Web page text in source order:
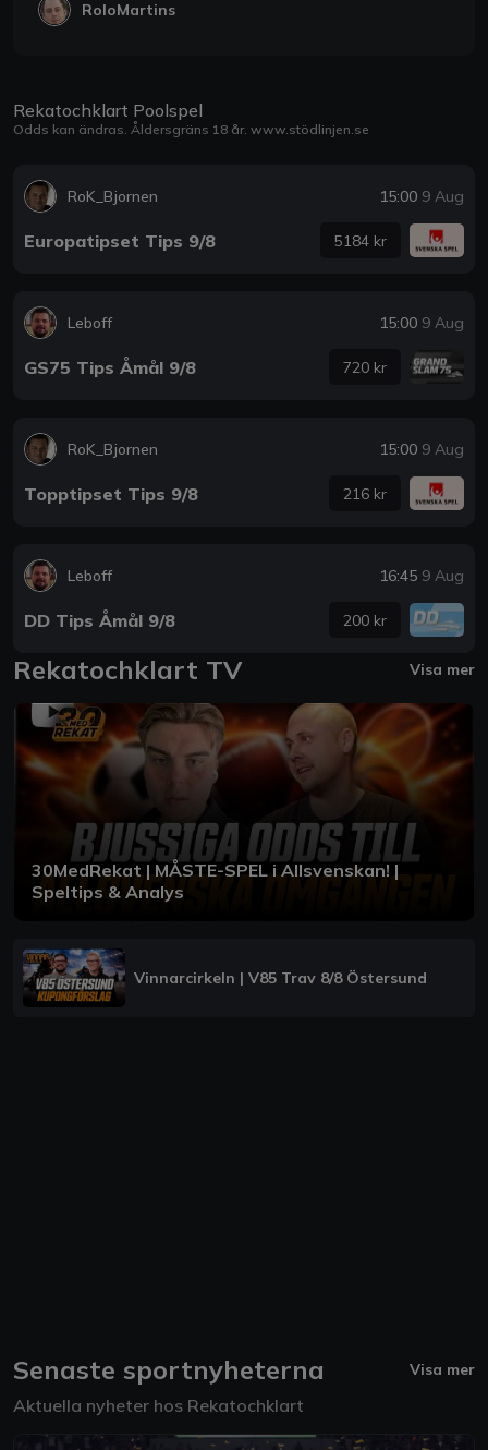
RoloMartins
Rekatochklart Poolspel
Odds kan ändras. Åldersgräns 18 år. www.stödlinjen.se
RoK_Bjornen 15:00 9 Aug
Europatipset Tips 9/8 5184 kr
Leboff 15:00 9 Aug
GS75 Tips Åmål 9/8 720 kr
RoK_Bjornen 15:00 9 Aug
Topptipset Tips 9/8 216 kr
Leboff 16:45 9 Aug
DD Tips Åmål 9/8 200 kr
Rekatochklart TV Visa mer
30MedRekat | MÅSTE-SPEL i Allsvenskan! |
Speltips & Analys
Vinnarcirkeln | V85 Trav 8/8 Östersund
Senaste sportnyheterna Visa mer
Aktuella nyheter hos Rekatochklart